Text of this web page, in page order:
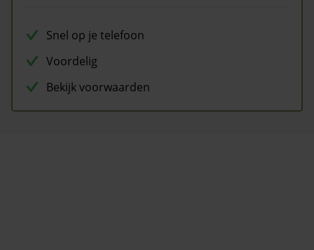
Snel op je telefoon
Voordelig
Bekijk voorwaarden